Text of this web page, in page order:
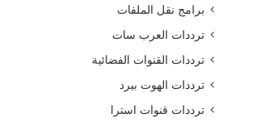
برامج نقل الملفات
ترددات العرب سات
ترددات القنوات الفضائية
ترددات الهوت بيرد
ترددات قنوات استرا